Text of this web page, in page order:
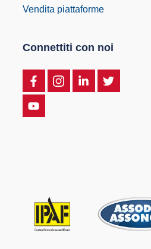
Vendita piattaforme
Connettiti con noi